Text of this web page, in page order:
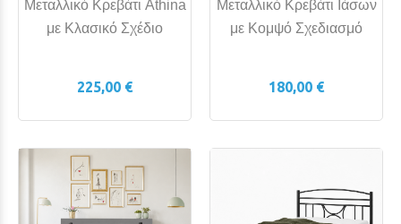
Μεταλλικό Κρεβάτι Athina
με Κλασικό Σχέδιο
225,00 €
Μεταλλικό Κρεβάτι Ιάσων
με Κομψό Σχεδιασμό
180,00 €